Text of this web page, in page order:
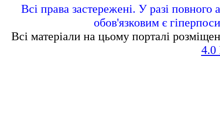
Всі права застережені. У разі повного
обов'язковим є
Всі матеріали на цьому порталі
4.0